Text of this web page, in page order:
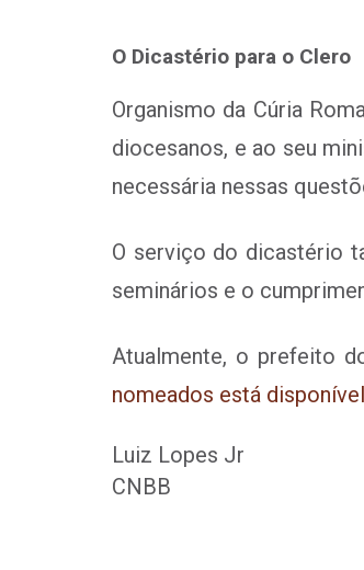
O Dicastério para o Clero
Organismo da Cúria
diocesanos, e ao seu
necessária nessas
O serviço do dicastério
seminários e o
Atualmente, o prefeito
nomeados está
Luiz Lopes Jr
CNBB